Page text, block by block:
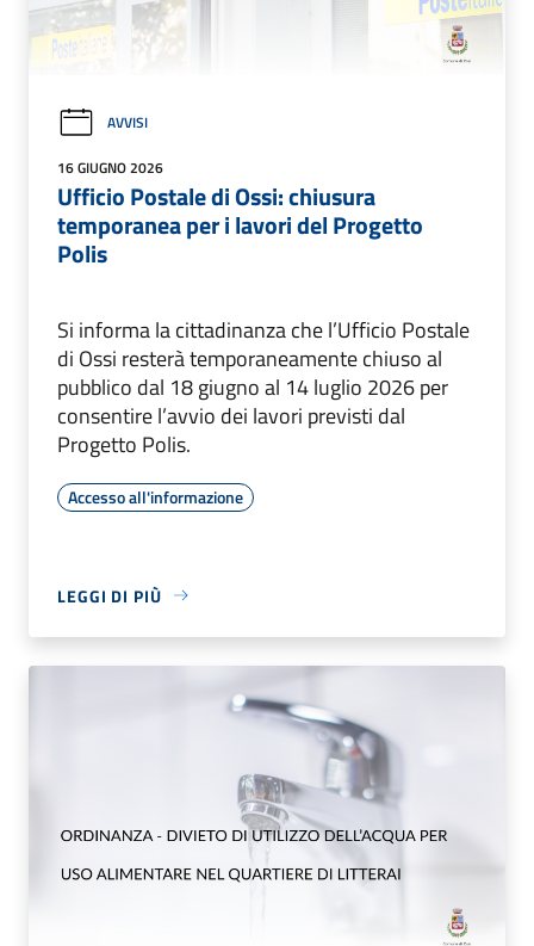
AVVISI
16 GIUGNO 2026
Ufficio Postale di Ossi: chiusura
temporanea per i lavori del Progetto
Polis
Si informa la cittadinanza che l’Ufficio Postale
di Ossi resterà temporaneamente chiuso al
pubblico dal 18 giugno al 14 luglio 2026 per
consentire l’avvio dei lavori previsti dal
Progetto Polis.
Accesso all'informazione
LEGGI DI PIÙ